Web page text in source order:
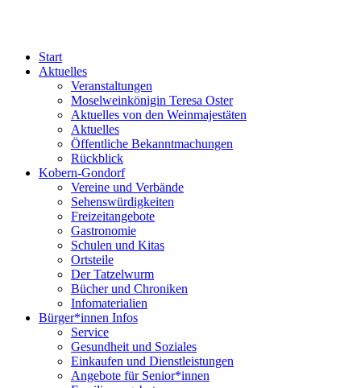
Start
Aktuelles
Veranstaltungen
Moselweinkönigin Teresa Oster
Aktuelles von den Weinmajestäten
Aktuelles
Öffentliche Bekanntmachungen
Rückblick
Kobern-Gondorf
Vereine und Verbände
Sehenswürdigkeiten
Freizeitangebote
Gastronomie
Schulen und Kitas
Ortsteile
Der Tatzelwurm
Bücher und Chroniken
Infomaterialien
Bürger*innen Infos
Service
Gesundheit und Soziales
Einkaufen und Dienstleistungen
Angebote für Senior*innen